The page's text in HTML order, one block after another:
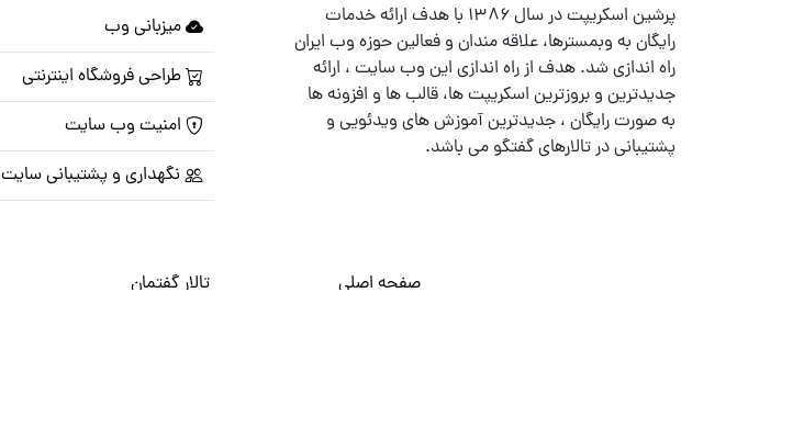
پرشین اسکریپت در سال ۱۳۸۶ با هدف ارائه خدمات
رایگان به وبمسترها، علاقه مندان و فعالین حوزه وب ایران
راه اندازی شد. هدف از راه اندازی این وب سایت ، ارائه
جدیدترین و بروزترین اسکریپت ها، قالب ها و افزونه ها
به صورت رایگان ، جدیدترین آموزش های ویدئویی و
پشتیبانی در تالارهای گفتگو می باشد.
میزبانی وب
طراحی فروشگاه اینترنتی
امنیت وب سایت
نگهداری و پشتیبانی سایت
صفحه اصلی تالار گفتمان